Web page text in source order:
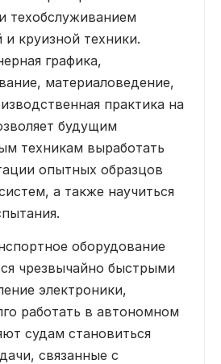
техобслуживанием
круизной техники.
графика,
материаловедение,
практика на
будущим
техникам выработать
опытных образцов
а также научиться
оборудование
чрезвычайно быстрыми
электроники,
работать в автономном
судам становиться
связанные с